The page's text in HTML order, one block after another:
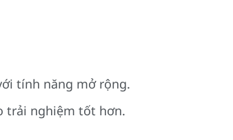
tính năng mở rộng.
trải nghiệm tốt hơn.